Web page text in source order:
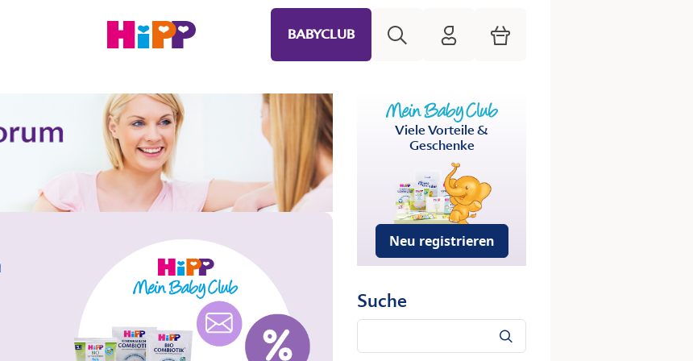
BABYCLUB HiPP Mein Babyclub
Warenkorb
Viele Vorteile &
Geschenke
Neu registrieren
Suche